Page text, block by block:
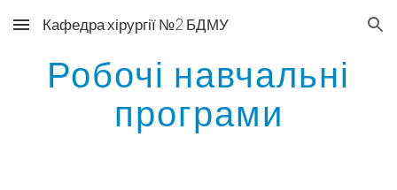
Skip to main content Skip to navigation
Кафедра хірургії №2 БДМУ
Робочі навчальні
програми